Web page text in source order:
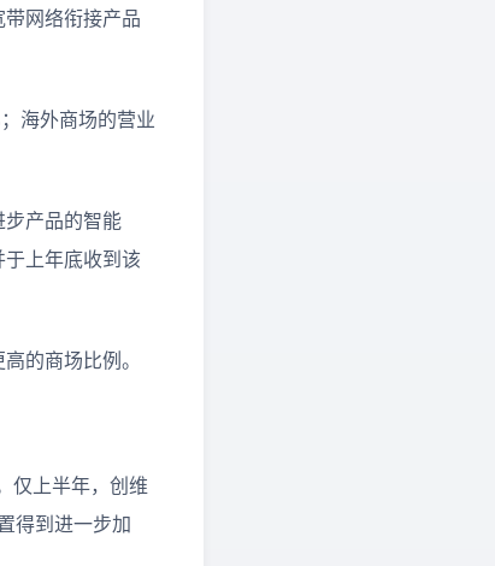
网络衔接产品
海外商场的营业
产品的智能
上年底收到该
的商场比例。
仅上半年，创维
得到进一步加